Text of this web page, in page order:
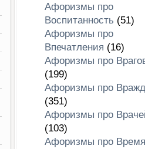
Афоризмы про
Воспитанность (51)
Афоризмы про
Впечатления (16)
Афоризмы про
(199)
Афоризмы про
(351)
Афоризмы про
(103)
Афоризмы про Время